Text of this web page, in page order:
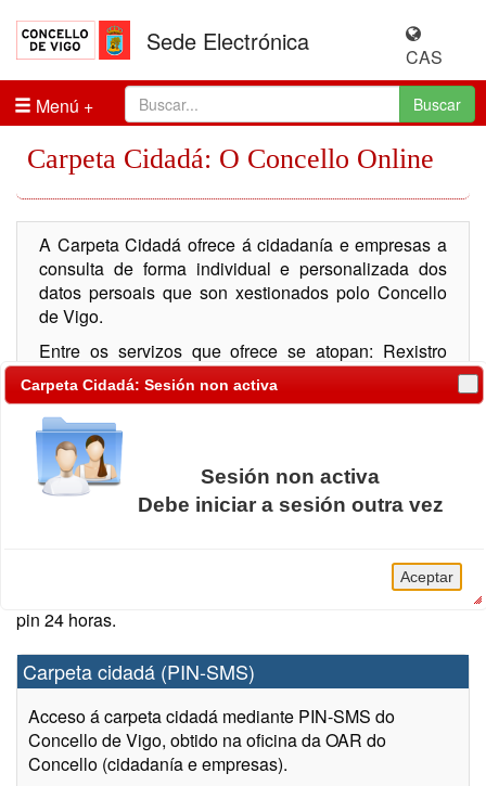
Sede Electrónica
CAS
Menú
Buscar
Carpeta Cidadá: O Concello Online
A Carpeta Cidadá ofrece á cidadanía e empresas a
consulta de forma individual e personalizada dos
datos persoais que son xestionados polo Concello
de Vigo.
Entre os servizos que ofrece se atopan: Rexistro
Telemático, consulta de expedientes, consulta de
notificacións, información tributaria, multas de tráfico,
padrón de habitantes, ...
Sistemas de acceso
seguintes formas: Sistema Chave PIN-SMS do Concello
de Vigo, DNIe, Certificado electrónico, clave permanente e
pin 24 horas.
Carpeta cidadá (PIN-SMS)
Acceso á carpeta cidadá mediante PIN-SMS do
Concello de Vigo, obtido na oficina da OAR do
Concello (cidadanía e empresas).
Carpeta Cidadá: Sesión non activa
Sesión non activa
Debe iniciar a sesión outra vez
Aceptar